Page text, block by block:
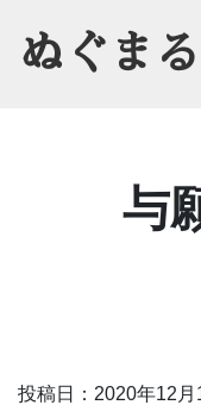
ぬぐま
与
投稿日：2020年12月